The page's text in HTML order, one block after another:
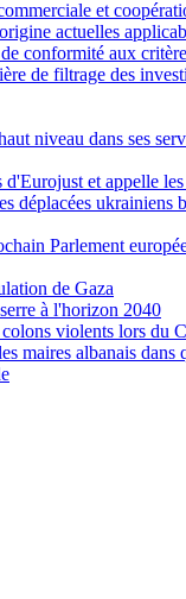
et
actuelles
conformité aux
de filtrage des
niveau dans ses
et appelle
déplacées
Parlement
de Gaza
à l'horizon 2040
violents lors du
maires albanais